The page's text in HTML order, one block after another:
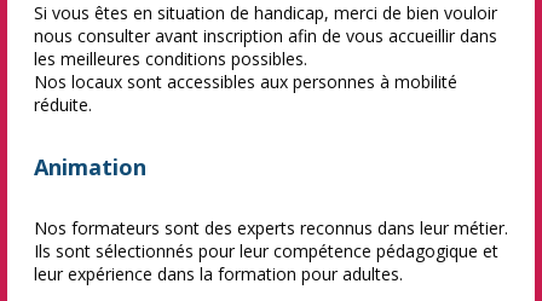
Si vous êtes en situation de handicap, merci de bien vouloir
nous consulter avant inscription afin de vous accueillir dans
les meilleures conditions possibles.
Nos locaux sont accessibles aux personnes à mobilité
réduite.
Animation
Nos formateurs sont des experts reconnus dans leur métier.
Ils sont sélectionnés pour leur compétence pédagogique et
leur expérience dans la formation pour adultes.